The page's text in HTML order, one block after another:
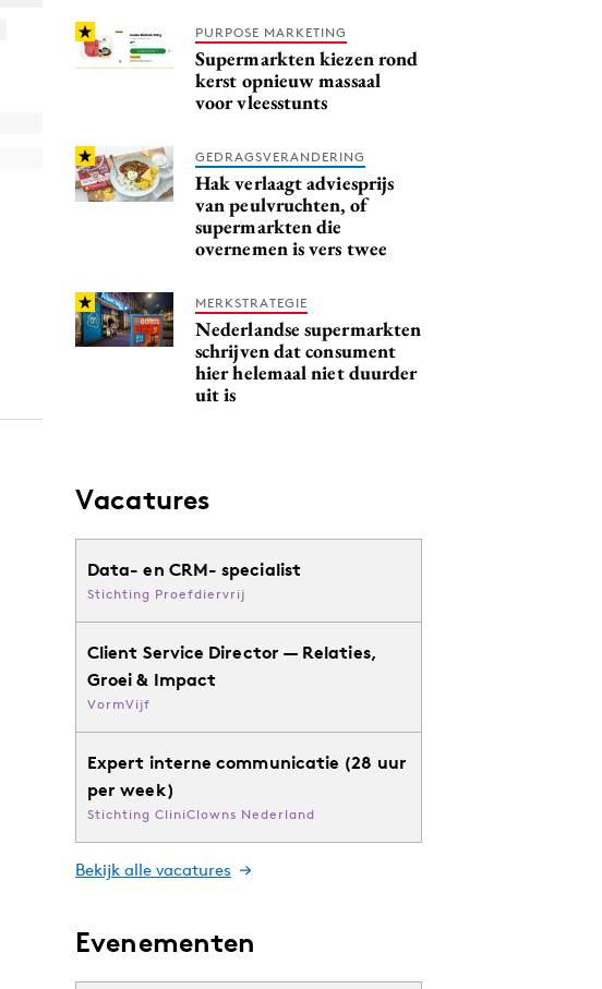
PURPOSE MARKETING
Supermarkten kiezen rond
kerst opnieuw massaal
voor vleesstunts
GEDRAGSVERANDERING
Hak verlaagt adviesprijs
van peulvruchten, of
supermarkten die
overnemen is vers twee
MERKSTRATEGIE
Nederlandse supermarkten
schrijven dat consument
hier helemaal niet duurder
uit is
Vacatures
Data- en CRM- specialist
Stichting Proefdiervrij
Client Service Director — Relaties,
Groei & Impact
VormVijf
Expert interne communicatie (28 uur
per week)
Stichting CliniClowns Nederland
Bekijk alle vacatures
Evenementen